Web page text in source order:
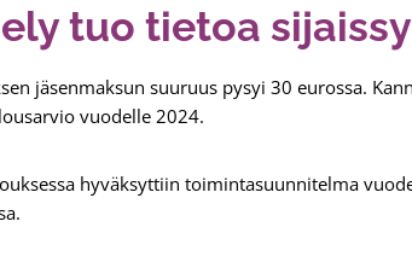
tuo tietoa
jäsenmaksun suuruus pysyi 30 eurossa.
vuodelle 2024.
hyväksyttiin toimintasuunnitelma